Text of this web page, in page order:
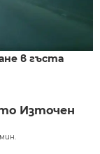
в гъста
Източен